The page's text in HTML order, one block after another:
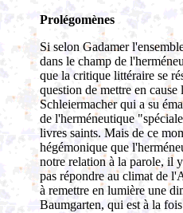
Prolégomènes
Si selon Gadamer
dans le champ de
que la critique littéraire se
question de mettre en
Schleiermacher qui a su
de l'herméneutique
livres saints. Mais de ce
hégémonique que
notre relation à la parole, il
pas répondre au climat de
à remettre en lumière une
Baumgarten, qui est à la